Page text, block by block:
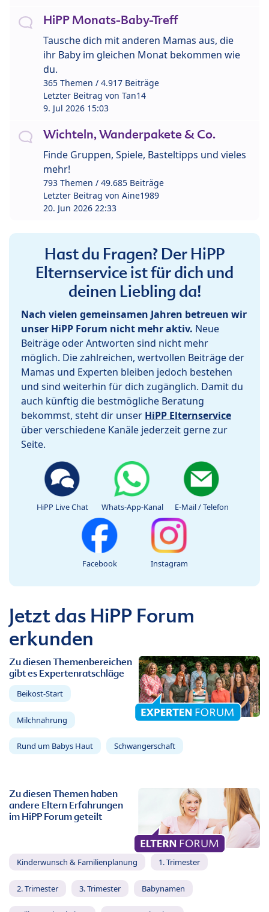
HiPP Monats-Baby-Treff
Tausche dich mit anderen Mamas aus, die
ihr Baby im gleichen Monat bekommen wie
du.
365 Themen / 4.917 Beiträge
Letzter Beitrag von Tan14
9. Jul 2026 15:03
Wichteln, Wanderpakete & Co.
Finde Gruppen, Spiele, Basteltipps und vieles
mehr!
793 Themen / 49.685 Beiträge
Letzter Beitrag von Aine1989
20. Jun 2026 22:33
Hast du Fragen? Der HiPP
Elternservice ist für dich und
deinen Liebling da!
Nach vielen gemeinsamen Jahren betreuen wir
unser HiPP Forum nicht mehr aktiv. Neue
Beiträge oder Antworten sind nicht mehr
möglich. Die zahlreichen, wertvollen Beiträge der
Mamas und Experten bleiben jedoch bestehen
und sind weiterhin für dich zugänglich. Damit du
auch künftig die bestmögliche Beratung
bekommst, steht dir unser HiPP Elternservice
über verschiedene Kanäle jederzeit gerne zur
Seite.
HiPP Live Chat Whats-App-Kanal E-Mail / Telefon
Facebook Instagram
Jetzt das HiPP Forum
erkunden
Zu diesen Themenbereichen
gibt es Expertenratschläge
Beikost-Start
Milchnahrung
Rund um Babys Haut Schwangerschaft
Zu diesen Themen haben
andere Eltern Erfahrungen
im HiPP Forum geteilt
Kinderwunsch & Familienplanung 1. Trimester
2. Trimester 3. Trimester Babynamen